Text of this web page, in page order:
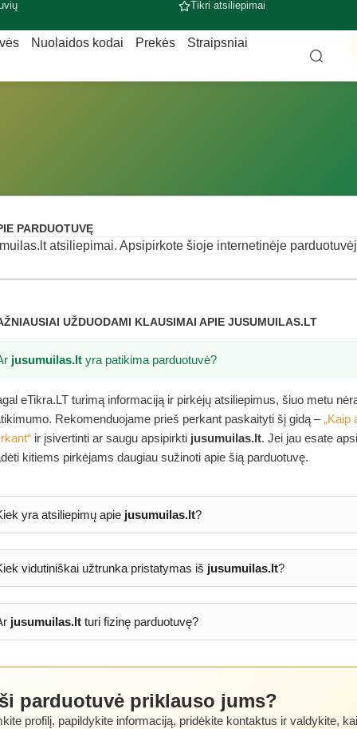
Tikri atsiliepimai
Nuolaidos kodai Prekės Straipsniai
PARDUOTUVĘ
atsiliepimai. Apsipirkote šioje internetinėje
UŽDUODAMI KLAUSIMAI APIE JUSUMUILAS.LT
jusumuilas.lt yra patikima parduotuvė?
eTikra.LT turimą informaciją ir pirkėjų atsiliepimus, šiuo metu
Rekomenduojame prieš perkant paskaityti šį gidą –„Kaip
ir įsivertinti ar saugu apsipirkti jusumuilas.lt. Jei jau esate
kitiems pirkėjams daugiau sužinoti apie šią parduotuvę.
yra atsiliepimų apie jusumuilas.lt?
vidutiniškai užtrunka pristatymas iš jusumuilas.lt?
jusumuilas.ltturi fizinę parduotuvę?
parduotuvė priklauso jums?
profilį, papildykite informaciją, pridėkite kontaktus ir valdykite,